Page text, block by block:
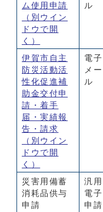
ム使用申請
（別ウイン
ドウで開
く）
ル
伊賀市自主
防災活動活
性化促進補
助金交付申
請・着手
届・実績報
告・請求
（別ウイン
ドウで開
く）
電子
メー
ル
災害用備蓄
消耗品供与
申請
汎用
電子
申請